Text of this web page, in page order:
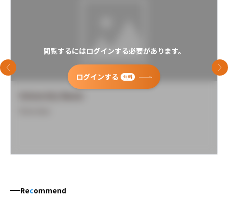
閲覧するにはログインする必要があります。
ログインする 無料
前のスライド 次
Recommend